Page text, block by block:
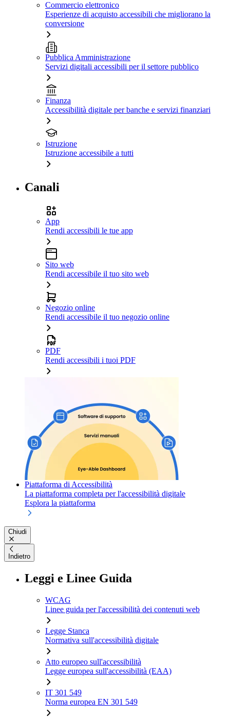
Commercio elettronico
Esperienze di acquisto accessibili che migliorano la
conversione
Pubblica Amministrazione
Servizi digitali accessibili per il settore pubblico
Finanza
Accessibilità digitale per banche e servizi finanziari
Istruzione
Istruzione accessibile a tutti
Canali
App
Rendi accessibili le tue app
Sito web
Rendi accessibile il tuo sito web
Negozio online
Rendi accessibile il tuo negozio online
PDF
Rendi accessibili i tuoi PDF
Piattaforma di Accessibilità
La piattaforma completa per l'accessibilità digitale
Esplora la piattaforma
Chiudi
Indietro
Leggi e Linee Guida
WCAG
Linee guida per l'accessibilità dei contenuti web
Legge Stanca
Normativa sull'accessibilità digitale
Atto europeo sull'accessibilità
Legge europea sull'accessibilità (EAA)
IT 301 549
Norma europea EN 301 549